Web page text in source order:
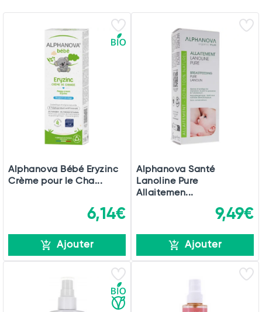
Commander
Alphanova Bébé Eryzinc
Crème pour le Cha...
6,14€
Ajouter
Alphanova Santé
Lanoline Pure
Allaitemen...
9,49€
Ajouter